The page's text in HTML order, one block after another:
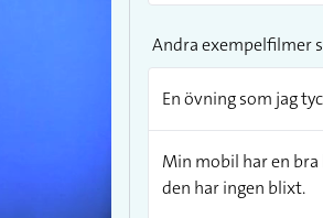
Andra exempelfilmer
En övning som jag
Min mobil har en
den har ingen blixt.